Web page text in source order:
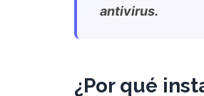
antivirus.
¿Por qué